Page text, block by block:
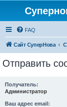
FAQ
Сайт СуперНова
Отправить
Получатель:
Администратор
Ваш адрес email: